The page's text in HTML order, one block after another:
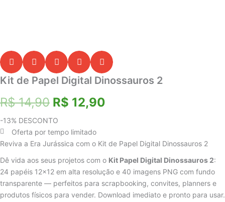
Kit de Papel Digital Dinossauros 2
R$14,90 O
preço
original
era:
R$ 14,90.
R$ 12,90
atual
é:
R$ 12,90.
-13% DESCONTO
Oferta por tempo limitado
Reviva a Era Jurássica com o Kit de Papel Digital Dinossauros 2
Dê vida aos seus projetos com o Kit Papel Digital Dinossauros 2:
24 papéis 12×12 em alta resolução e 40 imagens PNG com fundo
transparente — perfeitos para scrapbooking, convites, planners e
produtos físicos para vender. Download imediato e pronto para usar.